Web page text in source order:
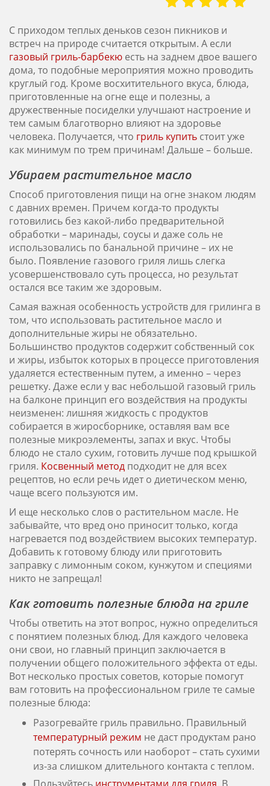
С приходом теплых деньков сезон пикников и
встреч на природе считается открытым. А если
газовый гриль-барбекю есть на заднем двое вашего
дома, то подобные мероприятия можно проводить
круглый год. Кроме восхитительного вкуса, блюда,
приготовленные на огне еще и полезны, а
дружественные посиделки улучшают настроение и
тем самым благотворно влияют на здоровье
человека. Получается, что гриль купить стоит уже
как минимум по трем причинам! Дальше – больше.
Убираем растительное масло
Способ приготовления пищи на огне знаком людям
с давних времен. Причем когда-то продукты
готовились без какой-либо предварительной
обработки – маринады, соусы и даже соль не
использовались по банальной причине – их не
было. Появление газового гриля лишь слегка
усовершенствовало суть процесса, но результат
остался все таким же здоровым.
Самая важная особенность устройств для грилинга в
том, что использовать растительное масло и
дополнительные жиры не обязательно.
Большинство продуктов содержит собственный сок
и жиры, избыток которых в процессе приготовления
удаляется естественным путем, а именно – через
решетку. Даже если у вас небольшой газовый гриль
на балконе принцип его воздействия на продукты
неизменен: лишняя жидкость с продуктов
собирается в жиросборнике, оставляя вам все
полезные микроэлементы, запах и вкус. Чтобы
блюдо не стало сухим, готовить лучше под крышкой
гриля. Косвенный метод подходит не для всех
рецептов, но если речь идет о диетическом меню,
чаще всего пользуются им.
И еще несколько слов о растительном масле. Не
забывайте, что вред оно приносит только, когда
нагревается под воздействием высоких температур.
Добавить к готовому блюду или приготовить
заправку с лимонным соком, кунжутом и специями
никто не запрещал!
Как готовить полезные блюда на гриле
Чтобы ответить на этот вопрос, нужно определиться
с понятием полезных блюд. Для каждого человека
они свои, но главный принцип заключается в
получении общего положительного эффекта от еды.
Вот несколько простых советов, которые помогут
вам готовить на профессиональном гриле те самые
полезные блюда:
Разогревайте гриль правильно. Правильный
температурный режим не даст продуктам рано
потерять сочность или наоборот – стать сухими
из-за слишком длительного контакта с теплом.